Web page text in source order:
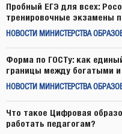
Пробный ЕГЭ для всех:
тренировочные экзамены
НОВОСТИ МИНИСТЕРСТВА
Форма по ГОСТу: как
границы между богатыми
НОВОСТИ МИНИСТЕРСТВА
Что такое Цифровая
работать педагогам?